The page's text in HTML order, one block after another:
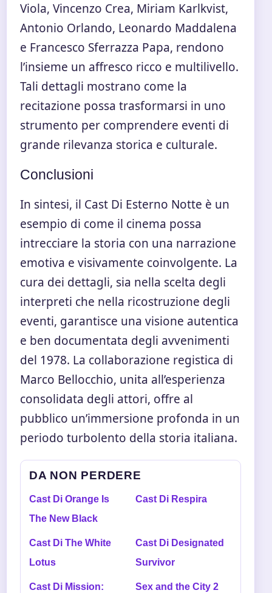
Viola, Vincenzo Crea, Miriam Karlkvist,
Antonio Orlando, Leonardo Maddalena
e Francesco Sferrazza Papa, rendono
l’insieme un affresco ricco e multilivello.
Tali dettagli mostrano come la
recitazione possa trasformarsi in uno
strumento per comprendere eventi di
grande rilevanza storica e culturale.
Conclusioni
In sintesi, il Cast Di Esterno Notte è un
esempio di come il cinema possa
intrecciare la storia con una narrazione
emotiva e visivamente coinvolgente. La
cura dei dettagli, sia nella scelta degli
interpreti che nella ricostruzione degli
eventi, garantisce una visione autentica
e ben documentata degli avvenimenti
del 1978. La collaborazione registica di
Marco Bellocchio, unita all’esperienza
consolidata degli attori, offre al
pubblico un’immersione profonda in un
periodo turbolento della storia italiana.
DA NON PERDERE
Cast Di Orange Is
The New Black
Cast Di Respira
Cast Di The White
Lotus
Cast Di Designated
Survivor
Cast Di Mission: Sex and the City 2